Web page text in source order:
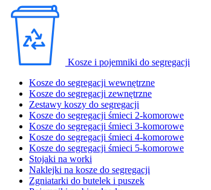
Kosze i pojemniki do segregacji
Kosze do segregacji wewnętrzne
Kosze do segregacji zewnętrzne
Zestawy koszy do segregacji
Kosze do segregacji śmieci 2-komorowe
Kosze do segregacji śmieci 3-komorowe
Kosze do segregacji śmieci 4-komorowe
Kosze do segregacji śmieci 5-komorowe
Stojaki na worki
Naklejki na kosze do segregacji
Zgniatarki do butelek i puszek